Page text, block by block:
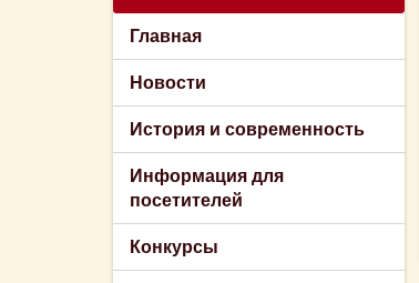
Главная
Новости
История и современность
Информация для
посетителей
Конкурсы